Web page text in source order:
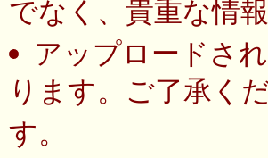
でなく、貴重な情
アップロードさ
ります。ご了承く
す。